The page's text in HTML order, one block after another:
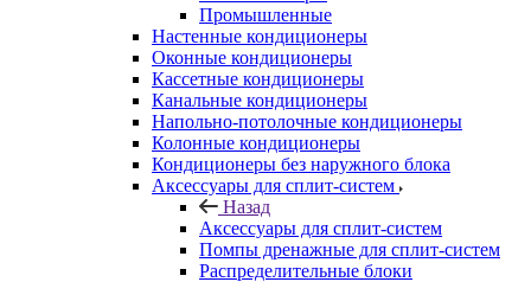
Промышленные
Настенные кондиционеры
Оконные кондиционеры
Кассетные кондиционеры
Канальные кондиционеры
Напольно-потолочные кондиционеры
Колонные кондиционеры
Кондиционеры без наружного блока
Аксессуары для сплит-систем
Назад
Аксессуары для сплит-систем
Помпы дренажные для сплит-систем
Распределительные блоки